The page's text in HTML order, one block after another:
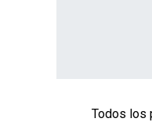
Todos los